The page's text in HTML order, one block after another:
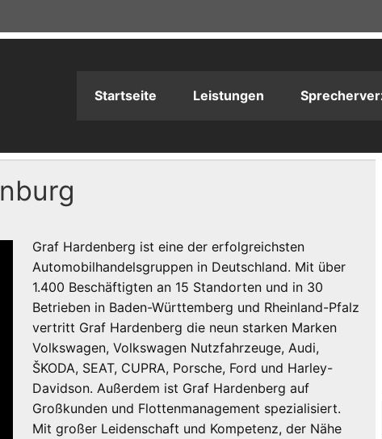
Startseite Leistungen
Graf Hardenberg ist eine der erfolgreichsten
Automobilhandelsgruppen in Deutschland. Mit über
1.400 Beschäftigten an 15 Standorten und in 30
Betrieben in Baden-Württemberg und Rheinland-Pfalz
vertritt Graf Hardenberg die neun starken Marken
Volkswagen, Volkswagen Nutzfahrzeuge, Audi,
ŠKODA, SEAT, CUPRA, Porsche, Ford und Harley-
Davidson. Außerdem ist Graf Hardenberg auf
Großkunden und Flottenmanagement spezialisiert.
Mit großer Leidenschaft und Kompetenz, der Nähe